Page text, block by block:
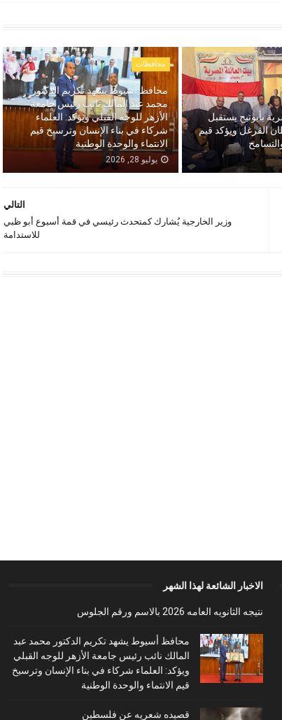
بأبوتيج يستقبل
الفرغل ويؤكد قيم
محافظات
محافظ أسيوط يشهد تكريم الدكتور
محمد عبد المالك نائب رئيس جامعة
الأزهر للوجه القبلي ويؤكد: العلماء
شركاء في بناء الإنسان وترسيخ قيم
الانتماء والوحدة الوطنية
يوليو 28, 2026
التالي
وزير الخارجية يُشارك كمتحدث رئيسي في قمة أسبوع أبو ظبي
للاستدامة
الاخبار الشائعة لهذا الشهر
نتيجه الثانويه العامه 2026 بالاسم ورقم الجلوس
محافظ أسيوط يشهد تكريم الدكتور محمد عبد
المالك نائب رئيس جامعة الأزهر للوجه القبلي
ويؤكد: العلماء شركاء في بناء الإنسان وترسيخ
قيم الانتماء والوحدة الوطنية
قصيده شعريه عن فلسطين